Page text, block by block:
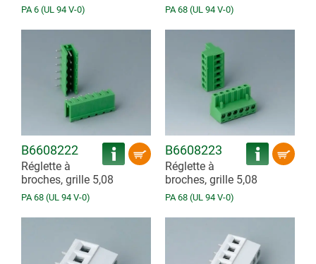
PA 6 (UL 94 V-0) PA 68 (UL 94 V-0)
B6608222
Réglette à
broches, grille 5,08
PA 68 (UL 94 V-0)
B6608223
Réglette à
broches, grille 5,08
PA 68 (UL 94 V-0)